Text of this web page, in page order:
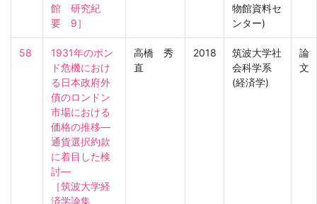
館　研究紀
要　9］
物館資料セ
ンター)
58
1931年のポン
ド危機におけ
る日本政府外
債のロンドン
市場における
価格の推移―
通貨選択約款
に着目した検
討―
［筑波大学経
済学論集
高橋 秀
直
2018
筑波大学社
会科学系
(経済学)
論
文